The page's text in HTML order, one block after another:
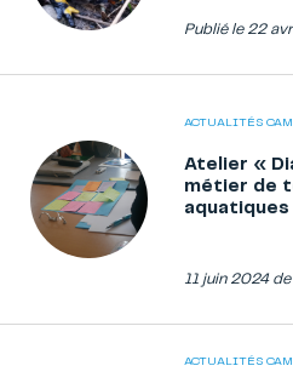
Publié le 22
ACTUALITÉS
Atelier «
métier de
aquatiques
11 juin 2024
ACTUALITÉS